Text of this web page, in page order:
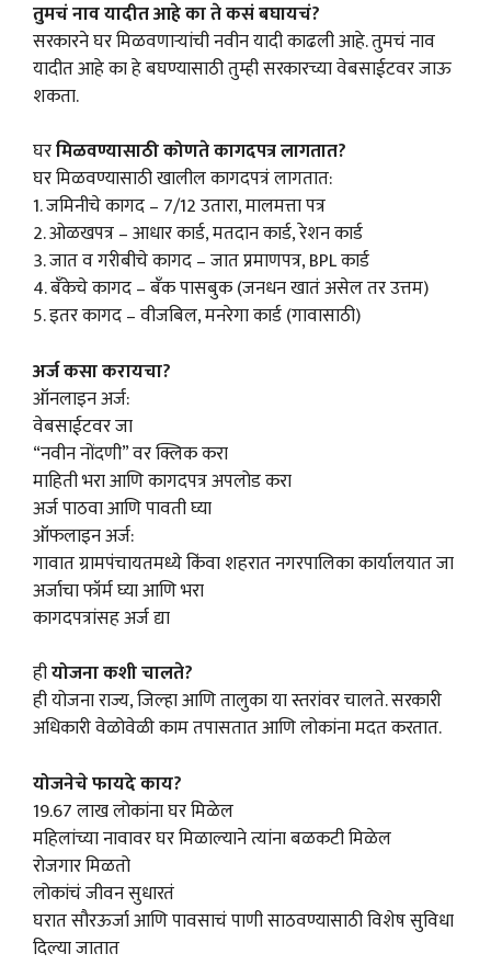
तुमचं नाव यादीत आहे का ते कसं बघायचं?
सरकारने घर मिळवणाऱ्यांची नवीन यादी काढली आहे. तुमचं नाव
यादीत आहे का हे बघण्यासाठी तुम्ही सरकारच्या वेबसाईटवर जाऊ
शकता.
घरमिळवण्यासाठी कोणते कागदपत्र लागतात?
घर मिळवण्यासाठी खालील कागदपत्रं लागतात:
1. जमिनीचे कागद – 7/12 उतारा, मालमत्ता पत्र
2. ओळखपत्र – आधार कार्ड, मतदान कार्ड, रेशन कार्ड
3. जात व गरीबीचे कागद – जात प्रमाणपत्र, BPL कार्ड
4. बँकेचे कागद – बँक पासबुक (जनधन खातं असेल तर उत्तम)
5. इतर कागद – वीजबिल, मनरेगा कार्ड (गावासाठी)
अर्ज कसा करायचा?
ऑनलाइन अर्ज:
वेबसाईटवर जा
“नवीन नोंदणी” वर क्लिक करा
माहिती भरा आणि कागदपत्र अपलोड करा
अर्ज पाठवा आणि पावती घ्या
ऑफलाइन अर्ज:
गावात ग्रामपंचायतमध्ये किंवा शहरात नगरपालिका कार्यालयात जा
अर्जाचा फॉर्म घ्या आणि भरा
कागदपत्रांसह अर्ज द्या
हीयोजना कशी चालते?
ही योजना राज्य, जिल्हा आणि तालुका या स्तरांवर चालते. सरकारी
अधिकारी वेळोवेळी काम तपासतात आणि लोकांना मदत करतात.
योजनेचे फायदे काय?
19.67 लाख लोकांना घर मिळेल
महिलांच्या नावावर घर मिळाल्याने त्यांना बळकटी मिळेल
रोजगार मिळतो
लोकांचं जीवन सुधारतं
घरात सौरऊर्जा आणि पावसाचं पाणी साठवण्यासाठी विशेष सुविधा
दिल्या जातात